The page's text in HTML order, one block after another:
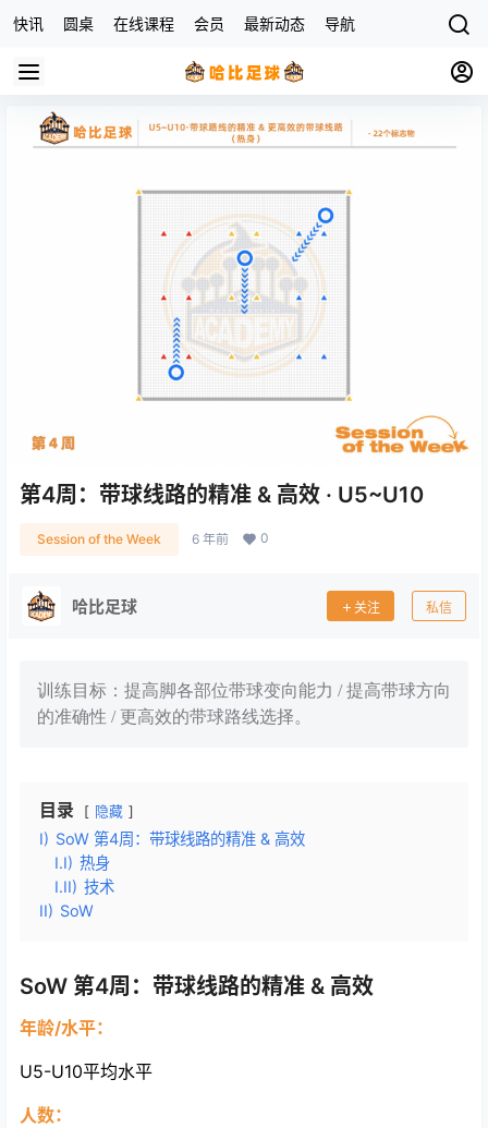
快讯 圆桌 在线课程 会员 最新动态 导航
第4周：带球线路的精准 & 高效 · U5~U10
Session of the Week 6 年前 0
哈比足球 关注 私信
训练目标：提高脚各部位带球变向能力 / 提高带球方向
的准确性 / 更高效的带球路线选择。
目录 隐藏
I) SoW 第4周：带球线路的精准 & 高效
I.I) 热身
I.II) 技术
II) SoW
SoW 第4周：带球线路的精准 & 高效
年龄/水平：
U5-U10平均水平
人数：